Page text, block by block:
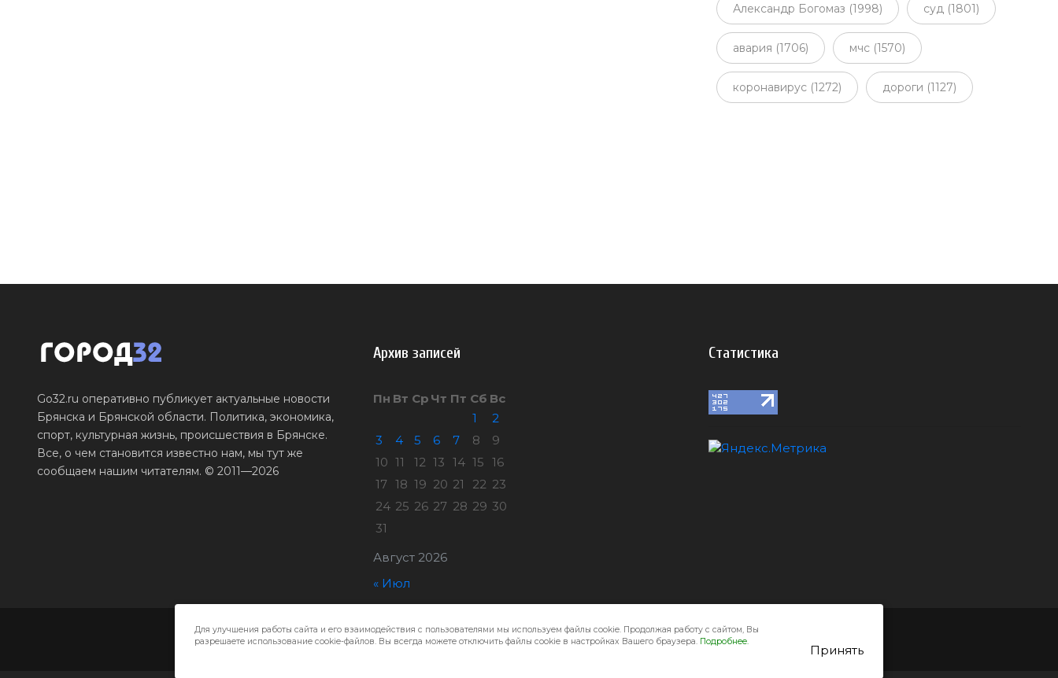
Александр Богомаз (1998) суд (1801)
авария (1706) мчс (1570)
коронавирус (1272) дороги (1127)
Go32.ru оперативно публикует актуальные новости
Брянска и Брянской области. Политика, экономика,
спорт, культурная жизнь, происшествия в Брянске.
Все, о чем становится известно нам, мы тут же
сообщаем нашим читателям. © 2011—2026
Архив записей
Август 2026
Пн Вт Ср Чт Пт Сб Вс
1
2
3
4 5 6 7 8
9
10 11 12 13 14 15 16
17 18 19 20 21 22 23
24 25 26 27 28 29 30
31
« Июл
Статистика
Город32 © 2026
Для улучшения работы сайта и его взаимодействия с пользователями мы используем файлы cookie. Продолжая работу с сайтом, Вы
разрешаете использование cookie-файлов. Вы всегда можете отключить файлы cookie в настройках Вашего браузера. Подробнее.
Принять